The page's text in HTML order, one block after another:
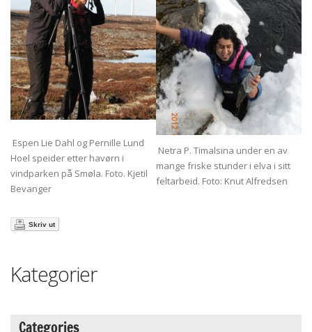
Espen Lie Dahl og Pernille Lund
Hoel speider etter havørn i
vindparken på Smøla. Foto. Kjetil
Bevanger
Netra P. Timalsina under en av
mange friske stunder i elva i sitt
feltarbeid. Foto: Knut Alfredsen
Skriv ut
Kategorier
Categories